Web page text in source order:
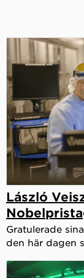
László
Gratulerade
den här dagen